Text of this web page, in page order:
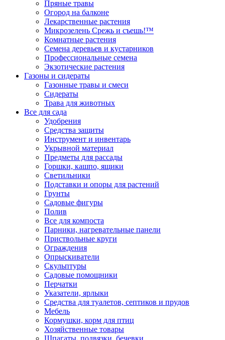
Пряные травы
Огород на балконе
Лекарственные растения
Микрозелень Срежь и съешь!™
Комнатные растения
Семена деревьев и кустарников
Профессиональные семена
Экзотические растения
Газоны и сидераты
Газонные травы и смеси
Сидераты
Трава для животных
Все для сада
Удобрения
Средства защиты
Инструмент и инвентарь
Укрывной материал
Предметы для рассады
Горшки, кашпо, ящики
Светильники
Подставки и опоры для растений
Грунты
Садовые фигуры
Полив
Все для компоста
Парники, нагревательные панели
Приствольные круги
Ограждения
Опрыскиватели
Скульптуры
Садовые помощники
Перчатки
Указатели, ярлыки
Средства для туалетов, септиков и прудов
Мебель
Кормушки, корм для птиц
Хозяйственные товары